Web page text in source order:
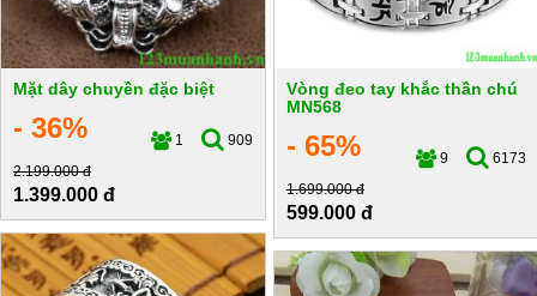
Mặt dây chuyền đặc biệt
- 36% 1
909
2.199.000 đ
1.399.000 đ
Vòng đeo tay khắc thần chú
MN568
- 65% 9
6173
1.699.000 đ
599.000 đ